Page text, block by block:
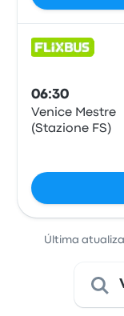
06:30
Venice Mestre
(Stazione FS)
Última